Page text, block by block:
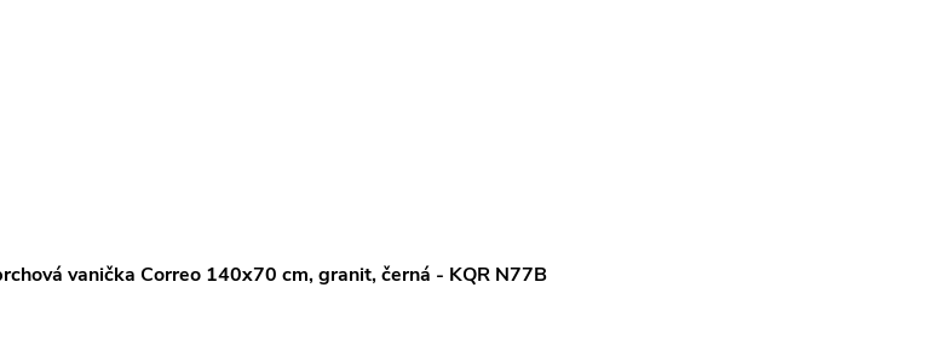
vanička Correo 140x70 cm, granit, černá - KQR N77B